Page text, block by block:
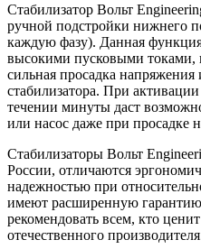
Стабилизатор Вольт
ручной подстройки нижнего
каждую фазу). Данная функция
высокими пусковыми токами,
сильная просадка
стабилизатора. При
течении минуты даст
или насос даже при просадке
Стабилизаторы Вольт
России, отличаются
надежностью при
имеют расширенную
рекомендовать всем, кто
отечественного